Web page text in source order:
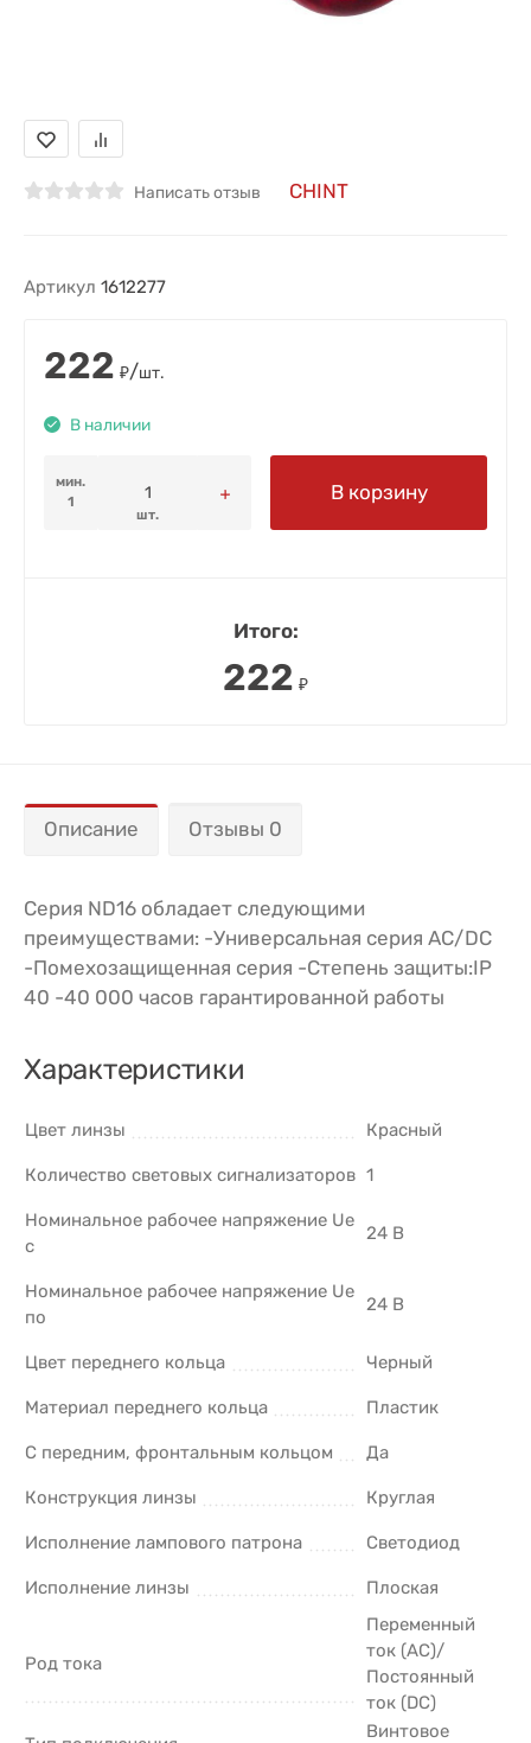
Написать отзыв CHINT
Артикул 1612277
222 ₽/шт.
В наличии
мин.
1
шт.
В корзину
Итого:
222 ₽
Описание Отзывы 0
Серия ND16 обладает следующими
преимуществами: -Универсальная серия AC/DC
-Помехозащищенная серия -Степень защиты:IP
40 -40 000 часов гарантированной работы
Характеристики
Цвет линзы Красный
Количество световых сигнализаторов 1
Номинальное рабочее напряжение Ue
с
24 В
Номинальное рабочее напряжение Ue
по
24 В
Цвет переднего кольца Черный
Материал переднего кольца Пластик
С передним, фронтальным кольцом Да
Конструкция линзы Круглая
Исполнение лампового патрона Светодиод
Исполнение линзы Плоская
Род тока
Переменный
ток (AC)/
Постоянный
ток (DC)
Винтовое